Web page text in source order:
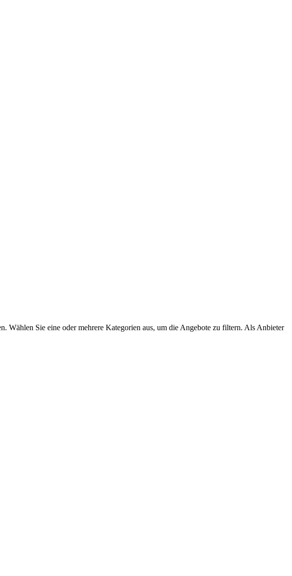
Sie eine oder mehrere Kategorien aus, um die Angebote zu filtern. Als Anbieter